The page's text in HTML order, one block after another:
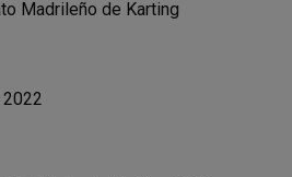
Madrileño de Karting
2022